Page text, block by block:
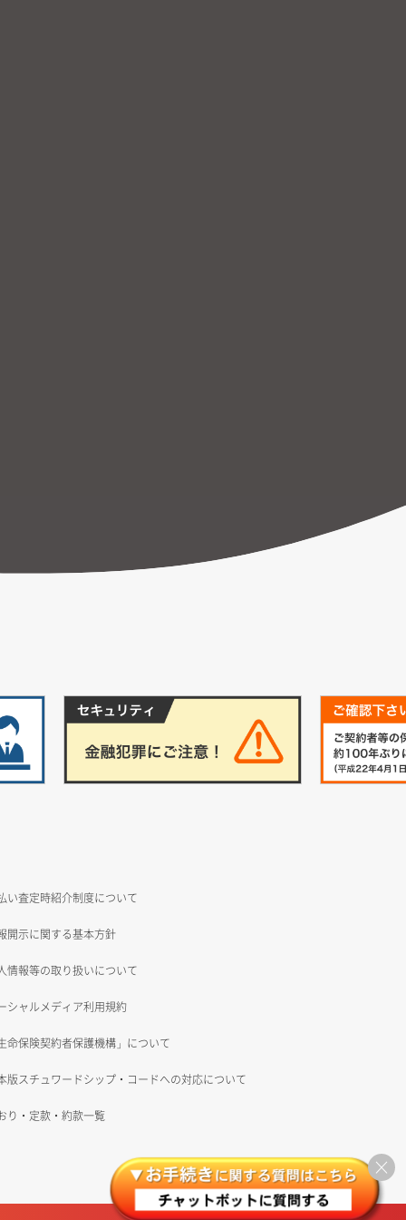
×
い査定時紹介制度について
開示に関する基本方針
情報等の取り扱いについて
シャルメディア利用規約
命保険契約者保護機構」について
版スチュワードシップ・コードへの対応について
り・定款・約款一覧